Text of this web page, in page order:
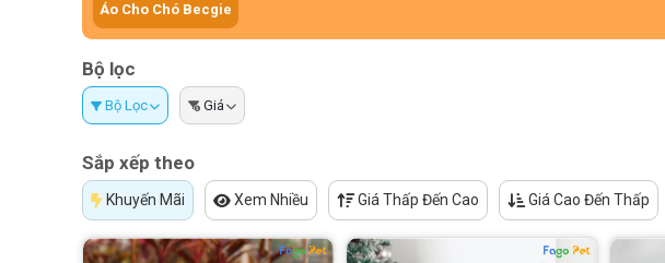
Áo Cho Chó Becgie
Bộ lọc
Bộ Lọc Giá
Sắp xếp theo
Khuyến Mãi Xem Nhiều Giá Thấp Đến Cao Giá Cao Đến Thấp